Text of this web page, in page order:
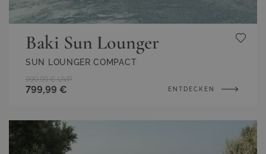
Baki Sun Lounger
SUN LOUNGER COMPACT
799,99 €
999,99 € UVP
ENTDECKEN